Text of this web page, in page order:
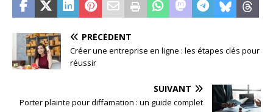
PRÉCÉDENT
Créer une entreprise en ligne : les étapes clés pour
réussir
SUIVANT
Porter plainte pour diffamation : un guide complet